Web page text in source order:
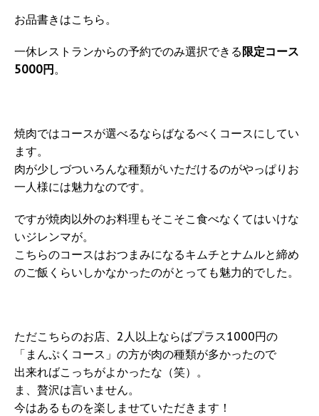
お品書きはこちら。
一休レストランからの予約でのみ選択できる 限定コース
5000円 。
焼肉ではコースが選べるならばなるべくコースにしてい
ます。
肉が少しづついろんな種類がいただけるのがやっぱりお
一人様には魅力なのです。
ですが焼肉以外のお料理もそこそこ食べなくてはいけな
いジレンマが。
こちらのコースはおつまみになるキムチとナムルと締め
のご飯くらいしかなかったのがとっても魅力的でした。
ただこちらのお店、2人以上ならばプラス1000円の
「まんぷくコース」の方が肉の種類が多かったので
出来ればこっちがよかったな（笑）。
ま、贅沢は言いません。
今はあるものを楽しませていただきます！